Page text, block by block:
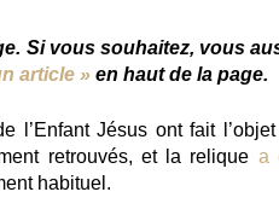
Si vous souhaitez, vous
article » en haut de la page.
l’Enfant Jésus ont fait
retrouvés, et la relique a
habituel.